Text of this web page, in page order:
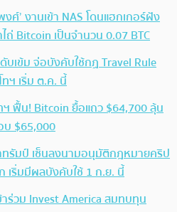
งศ์’ งานเข้า NAS โดนแฮกเกอร์ฝัง
ไถ่ Bitcoin เป็นจำนวน 0.07 BTC
บเข้ม จ่อบังคับใช้กฏ Travel Rule
ฯ เริ่ม ต.ค. นี้
ฟื้น! Bitcoin ยื้อแถว $64,700 ลุ้น
บ $65,000
รัมป์ เซ็นลงนามอนุมัติกฎหมายคริป
เริ่มมีผลบังคับใช้ 1 ก.ย. นี้
ร่วม Invest America สมทบทุน